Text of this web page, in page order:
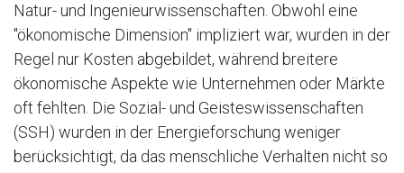
Natur- und Ingenieurwissenschaften. Obwohl eine
"ökonomische Dimension" impliziert war, wurden in der
Regel nur Kosten abgebildet, während breitere
ökonomische Aspekte wie Unternehmen oder Märkte
oft fehlten. Die Sozial- und Geisteswissenschaften
(SSH) wurden in der Energieforschung weniger
berücksichtigt, da das menschliche Verhalten nicht so